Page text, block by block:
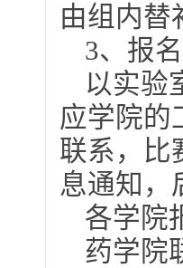
由组内替
3、报名
以实验
应学院的
联系，比
息通知，
各学院
药学院